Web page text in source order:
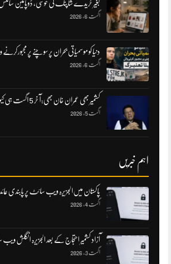
بغیر خریدے شاپنگ کی خوشی، ڈوپامین سائٹس
اگست 6, 2026
دنیا کو موسمیاتی بحران پر سوچنے پر مجبورکرنے
اگست 6, 2026
کشمیر بھی عمران خان بھی:آ خر 5 اگست ہی کیوں؟
اگست 5, 2026
اہم خبریں
پاکستان میں‌الجزیرہ ویب سائٹ پر پابندی عائد
اگست 4, 2026
آزاد کشمیر احتجاج کے بعد الجزیرہ
اگست 3, 2026